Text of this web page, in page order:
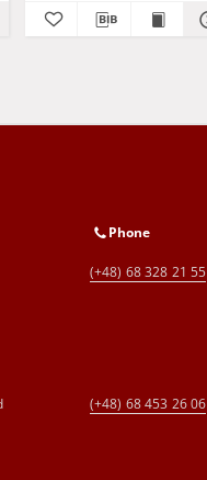
Phone
(+48) 68 328 21 55
(+48) 68 453 26 06